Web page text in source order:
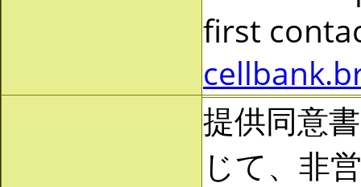
first
提供同意
じて、非